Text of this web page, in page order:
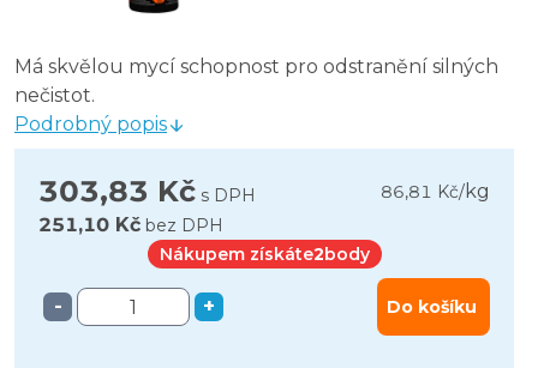
Má skvělou mycí schopnost pro odstranění silných
nečistot.
Podrobný popis
303,83 Kč s DPH 86,81 Kč/kg
251,10 Kč bez DPH
Nákupem získáte2body
- + Do košíku